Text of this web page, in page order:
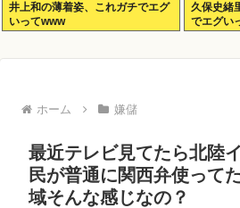
井上和の薄着姿、これガチでエグ
いってwww
久保史緒
でエグい
ホーム 嫌儲
最近テレビ見てたら北陸
民が普通に関西弁使って
域そんな感じなの？